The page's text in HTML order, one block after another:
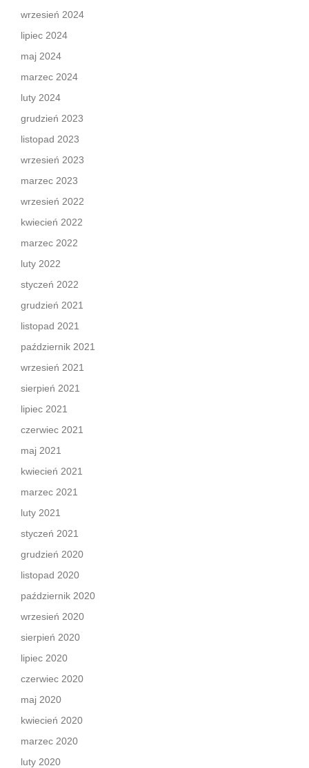
wrzesień 2024
lipiec 2024
maj 2024
marzec 2024
luty 2024
grudzień 2023
listopad 2023
wrzesień 2023
marzec 2023
wrzesień 2022
kwiecień 2022
marzec 2022
luty 2022
styczeń 2022
grudzień 2021
listopad 2021
październik 2021
wrzesień 2021
sierpień 2021
lipiec 2021
czerwiec 2021
maj 2021
kwiecień 2021
marzec 2021
luty 2021
styczeń 2021
grudzień 2020
listopad 2020
październik 2020
wrzesień 2020
sierpień 2020
lipiec 2020
czerwiec 2020
maj 2020
kwiecień 2020
marzec 2020
luty 2020